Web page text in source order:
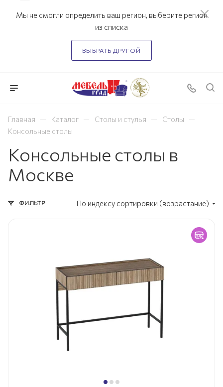
Мы не смогли определить ваш регион, выберите регион
из списка
ВЫБРАТЬ ДРУГОЙ
Главная — Каталог — Столы и стулья — Столы —
Консольные столы
Консольные столы в
Москве
ФИЛЬТР По индексу сортировки (возрастание)